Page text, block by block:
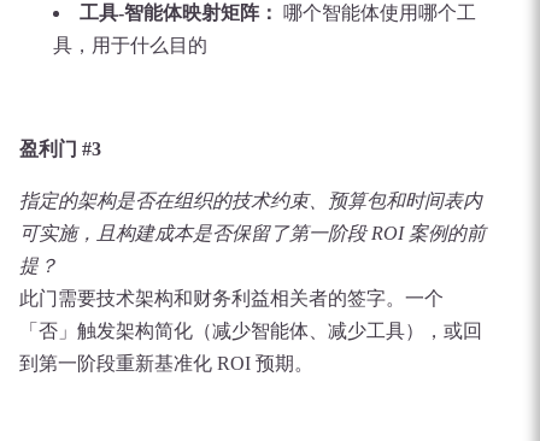
工具-智能体映射矩阵：
哪个智能体使用哪个工
具，用于什么目的
盈利门 #3
指定的架构是否在组织的技术约束、预算包和时间表内
可实施，且构建成本是否保留了第一阶段 ROI 案例的前
提？
此门需要技术架构和财务利益相关者的签字。一个
「否」触发架构简化（减少智能体、减少工具），或回
到第一阶段重新基准化 ROI 预期。